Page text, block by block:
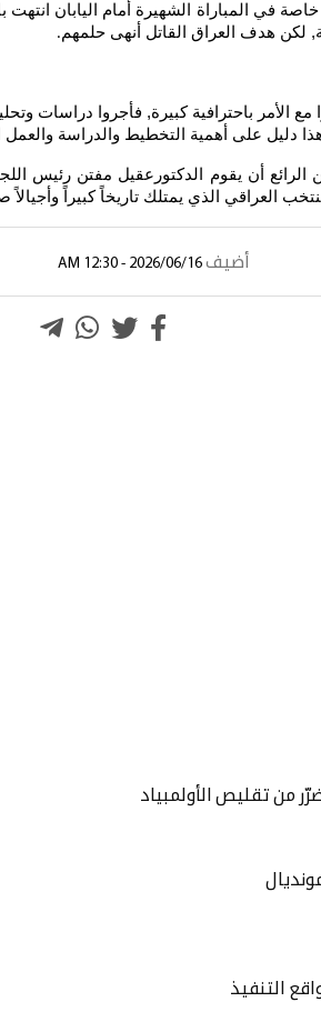
في المباراة الشهيرة أمام اليابان انتهت
هدف العراق القاتل أنهى حلمهم .
العراق درسا مهما لليابان في عام 1994, وتعاملوا مع
العراقي الذي يمتلك تاريخاً كبيراً
أضيف 2026/06/16 - 12:30 AM
من تقليص الأولمبياد